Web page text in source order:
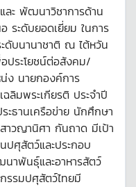
ละ พัฒนาวิชาการด้าน
ระดับยอดเยี่ยม ในการ
ดับนานาชาติ ณ ไต้หวัน
ประโยชน์ต่อสังคม/
ง นายกองค์การ
ลิมพระเกียรติ ประจำปี
ะธานเครือข่าย นักศึกษา
าวญานิศา กันถาด มีเป้า
ปศุสัตว์และประกอบ
าพันธุ์และอาหารสัตว์
รรมปศุสัตว์ไทยมี